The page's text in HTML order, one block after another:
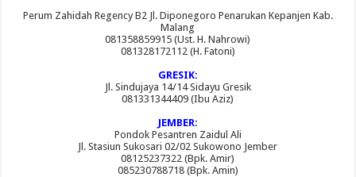
Perum Zahidah Regency B2 Jl. Diponegoro Penarukan Kepanjen Kab.
Malang
081358859915 (Ust. H. Nahrowi)
081328172112 (H. Fatoni)
GRESIK:
Jl. Sindujaya 14/14 Sidayu Gresik
081331344409 (Ibu Aziz)
JEMBER:
Pondok Pesantren Zaidul Ali
Jl. Stasiun Sukosari 02/02 Sukowono Jember
08125237322 (Bpk. Amir)
085230788718 (Bpk. Amin)